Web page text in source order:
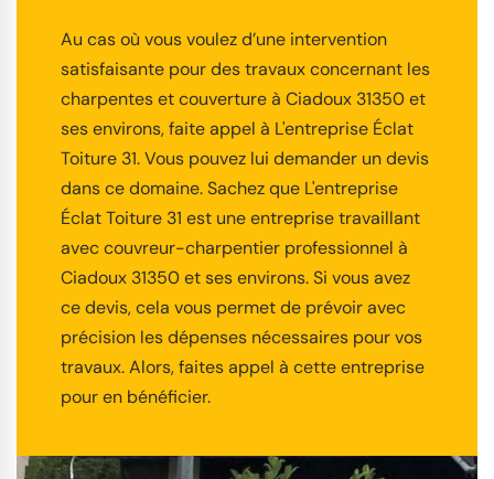
Au cas où vous voulez d’une intervention
satisfaisante pour des travaux concernant les
charpentes et couverture à Ciadoux 31350 et
ses environs, faite appel à L'entreprise Éclat
Toiture 31. Vous pouvez lui demander un devis
dans ce domaine. Sachez que L'entreprise
Éclat Toiture 31 est une entreprise travaillant
avec couvreur-charpentier professionnel à
Ciadoux 31350 et ses environs. Si vous avez
ce devis, cela vous permet de prévoir avec
précision les dépenses nécessaires pour vos
travaux. Alors, faites appel à cette entreprise
pour en bénéficier.